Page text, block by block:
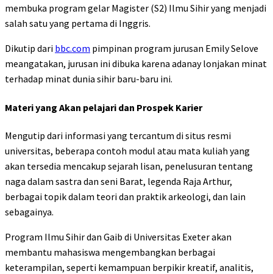
membuka program gelar Magister (S2) Ilmu Sihir yang menjadi
salah satu yang pertama di Inggris.
Dikutip dari bbc.com pimpinan program jurusan Emily Selove
meangatakan, jurusan ini dibuka karena adanay lonjakan minat
terhadap minat dunia sihir baru-baru ini.
Materi yang Akan pelajari dan Prospek Karier
Mengutip dari informasi yang tercantum di situs resmi
universitas, beberapa contoh modul atau mata kuliah yang
akan tersedia mencakup sejarah lisan, penelusuran tentang
naga dalam sastra dan seni Barat, legenda Raja Arthur,
berbagai topik dalam teori dan praktik arkeologi, dan lain
sebagainya.
Program Ilmu Sihir dan Gaib di Universitas Exeter akan
membantu mahasiswa mengembangkan berbagai
keterampilan, seperti kemampuan berpikir kreatif, analitis,